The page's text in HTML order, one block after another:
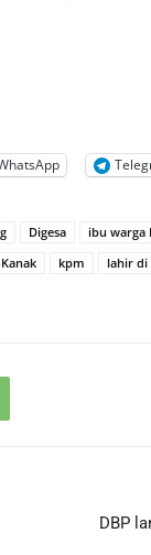
Digesa
ibu warga
kpm
lahir di
DBP